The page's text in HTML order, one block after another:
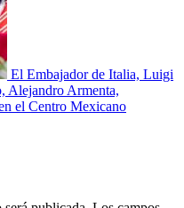
El Embajador de Italia, Luigi
Alejandro Armenta,
el Centro Mexicano